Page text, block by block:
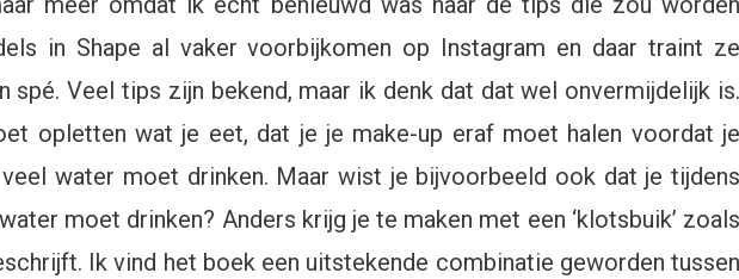
in Shape al vaker voorbijkomen op Instagram en daar traint ze
spé. Veel tips zijn bekend, maar ik denk dat dat wel onvermijdelijk is.
opletten wat je eet, dat je je make-up eraf moet halen voordat je
water moet drinken. Maar wist je bijvoorbeeld ook dat je tijdens
moet drinken? Anders krijg je te maken met een ‘klotsbuik’ zoals
Ik vind het boek een uitstekende combinatie geworden tussen